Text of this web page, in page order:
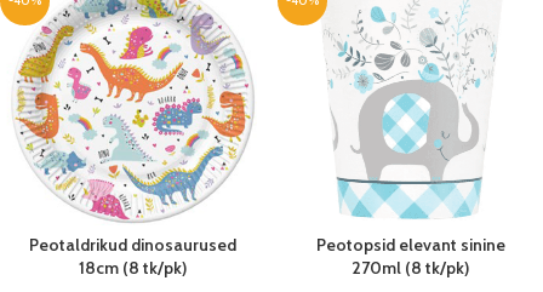
Peotaldrikud dinosaurused
18cm (8 tk/pk)
Peotopsid elevant sinine
270ml (8 tk/pk)